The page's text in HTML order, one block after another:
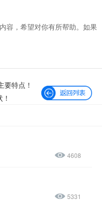
容，希望对你有所帮助。如果
要特点！
4608
5331